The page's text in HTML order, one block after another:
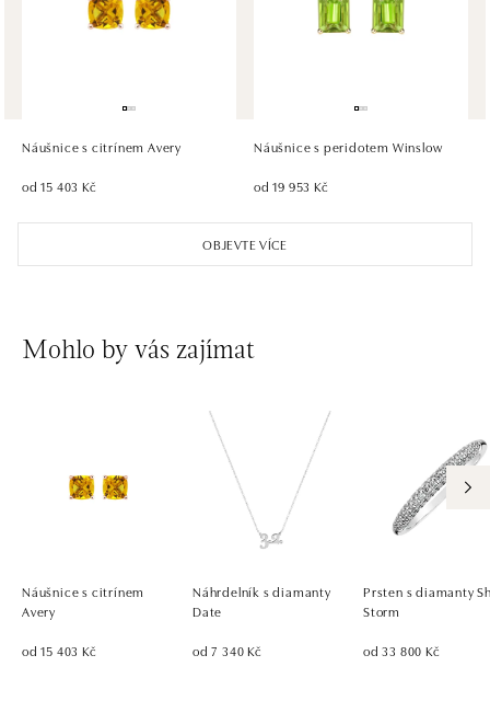
dnes otevřeno do 21:00
Pribinova 8, 811 09 Bratislava
dnes otevřeno do 21:00
OBJEVTE VÍCE
Náušnice s citrínem Avery
od 15 403 Kč
Náušnice s peridotem Winslow
od 19 953 Kč
Mohlo by vás zajímat
Náušnice s citrínem
Avery
od 15 403 Kč
Náhrdelník s diamanty
Date
od 7 340 Kč
Prsten s diamanty
Storm
od 33 800 Kč